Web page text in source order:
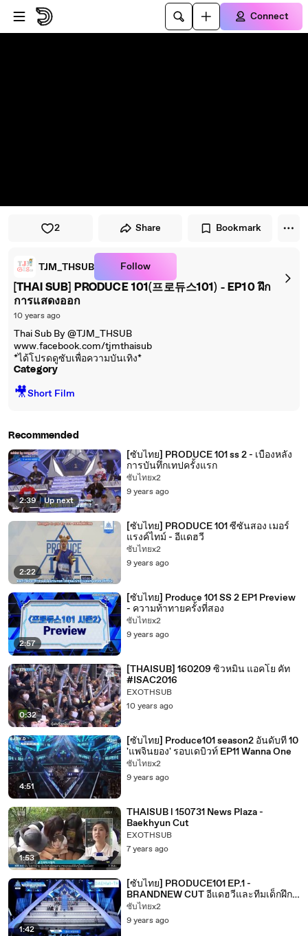
Skip to player
Skip to main content
Connect
2 Share Bookmark
TJM_THSUB Follow
[THAI SUB] PRODUCE 101(프로듀스101) - EP10 ฝึก
การแสดงออก
10 years ago
Thai Sub By @TJM_THSUB
www.facebook.com/tjmthaisub
*ได้โปรดดูซับเพื่อความบันเทิง*
Category
🎥Short Film
Recommended
2:39 | Up next
[ซับไทย] PRODUCE 101 ss 2 - เบื้องหลัง
การบันทึกเทปครั้งแรก
ซับไทยx2
9 years ago
2:22
[ซับไทย] PRODUCE 101 ซีซั่นสอง เมอร์
แรงค์ไทม์ - อีแดฮวี
ซับไทยx2
9 years ago
2:57
[ซับไทย] Produce 101 SS 2 EP1 Preview
- ความท้าทายครั้งที่สอง
ซับไทยx2
9 years ago
0:32
[THAISUB] 160209 ซิ่วหมิน แอคโย คัท
#ISAC2016
EXOTHSUB
10 years ago
4:51
[ซับไทย] Produce101 season2 อันดับที่ 10
'แพจินยอง' รอบเดบิวท์ EP11 Wanna One
ซับไทยx2
9 years ago
1:53
THAISUB l 150731 News Plaza -
Baekhyun Cut
EXOTHSUB
7 years ago
1:42
[ซับไทย] PRODUCE101 EP.1 -
BRANDNEW CUT อีแดฮวีและทีมเด็กฝึก
แบรนด์นิว
ซับไทยx2
9 years ago